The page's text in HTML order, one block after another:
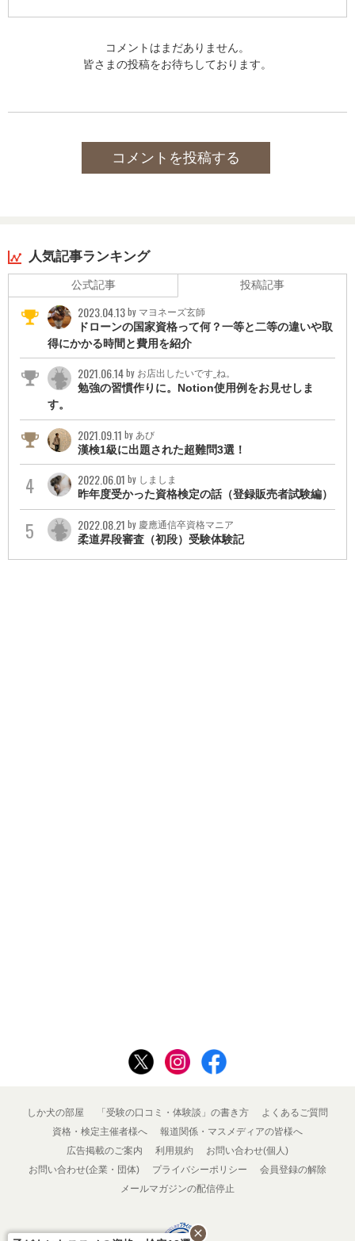
コメントはまだありません。
皆さまの投稿をお待ちしております。
コメントを投稿する
人気記事ランキング
公式記事 投稿記事
2023.04.13by マヨネーズ玄師
ドローンの国家資格って何？一等と二等の違いや取
得にかかる時間と費用を紹介
2021.06.14by お店出したいです_ね。
勉強の習慣作りに。Notion使用例をお見せしま
す。
2021.09.11 by あび
漢検1級に出題された超難問3選！
2022.06.01 by しましま
昨年度受かった資格検定の話（登録販売者試験編）
2022.08.21 by 慶應通信卒資格マニア
柔道昇段審査（初段）受験体験記
しか犬の部屋 「受験の口コミ・体験談」の書き方
よくあるご質問
資格・検定主催者様へ
報道関係・マスメディアの皆様へ
広告掲載のご案内
利用規約
お問い合わせ(個人)
お問い合わせ(企業・団体)
プライバシーポリシー
会員登録の解除
メールマガジンの配信停止
close